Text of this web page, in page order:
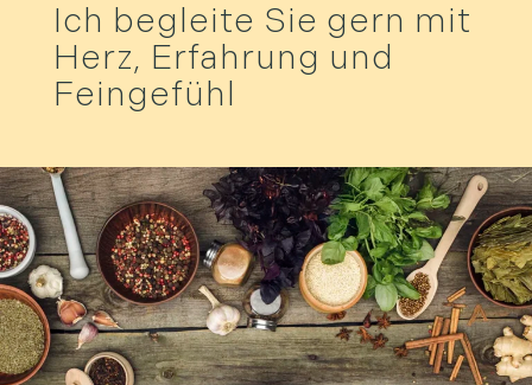
Ich begleite Sie gern mit
Herz, Erfahrung und
Feingefühl